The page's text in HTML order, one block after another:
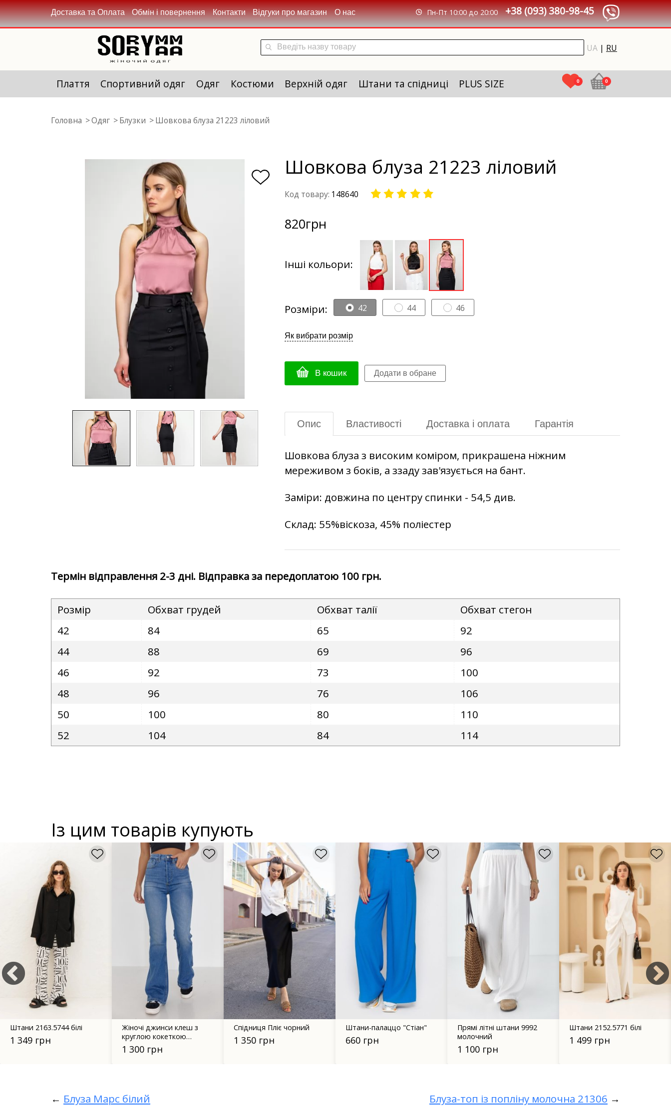
Доставка та Оплата Обмін і повернення Контакти Відгуки про магазин О нас +38 (093) 380-98-45
Пн-Пт 10:00 до 20:00
UA | RU
Плаття Спортивний одяг Одяг Костюми Верхній одяг Штани та спідниці PLUS SIZE 0 0
Головна Одяг Блузки Шовкова блуза 21223 ліловий
Шовкова блуза 21223 ліловий
Код товару: 148640
820грн
Інші кольори:
Розміри: 42 44 46
Як вибрати розмір
В кошик
Опис Властивості Доставка і оплата Гарантія
Шовкова блуза з високим коміром, прикрашена ніжним
мереживом з боків, а ззаду зав'язується на бант.
Заміри: довжина по центру спинки - 54,5 див.
Склад: 55%віскоза, 45% поліестер
Термін відправлення 2-3 дні. Відправка за передоплатою 100 грн.
Розмір Обхват грудей Обхват талії
Обхват стегон
42
84 65
92
44
88 69
96
46
92 73
100
48
96 76
106
50
100 80
110
52
104 84 114
Із цим товарів купують
Жіночі джинси клеш з
позаду - 0951
1 300 грн
Спідниця Пліє чорний
1 350 грн
Штани-палаццо "Стіан"
660 грн
Прямі літні штани 9992
Штани 2152.5771 білі
1 499 грн
Пляжна туніка Море
745 грн
← Блуза Марс білий Блуза-топ із попліну молочна 21306 →